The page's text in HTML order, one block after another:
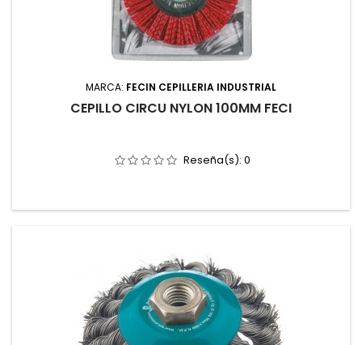
MARCA: FECIN CEPILLERIA INDUSTRIAL
CEPILLO CIRCU NYLON 100MM FECI
Reseña(s): 0